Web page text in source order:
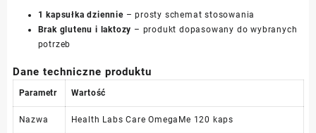
1 kapsułka dziennie– prosty schemat stosowania
Brak glutenu i laktozy – produkt dopasowany do wybranych
potrzeb
Dane techniczne produktu
Parametr Wartość
Nazwa Health Labs Care OmegaMe 120 kaps